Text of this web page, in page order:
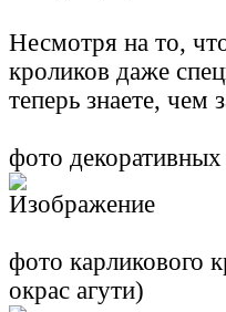
Несмотря на то,
кроликов даже
теперь знаете, чем
фото
фото карликового
окрас агути)